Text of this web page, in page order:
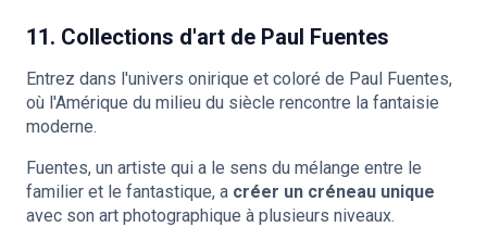
11. Collections d'art de Paul Fuentes
Entrez dans l'univers onirique et coloré de Paul Fuentes,
où l'Amérique du milieu du siècle rencontre la fantaisie
moderne.
Fuentes, un artiste qui a le sens du mélange entre le
familier et le fantastique, a créer un créneau unique
avec son art photographique à plusieurs niveaux.